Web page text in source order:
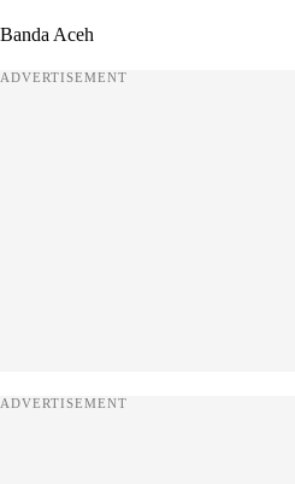
Banda Aceh
ADVERTISEMENT
ADVERTISEMENT